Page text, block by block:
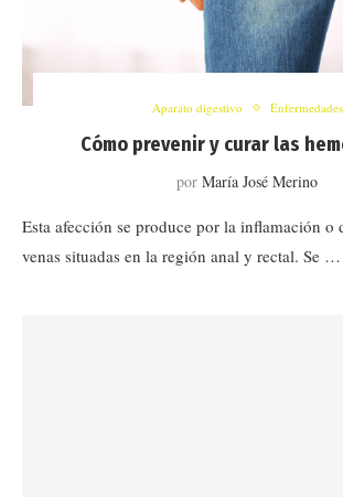
Aparato digestivo Enfermedades
Cómo prevenir y curar las
por María José Merino
Esta afección se produce por la inflamación o
venas situadas en la región anal y rectal. Se …